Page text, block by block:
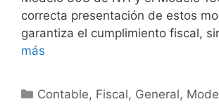
correcta presentación de estos
garantiza el cumplimiento fiscal,
más
Categorías
Contable, Fiscal, General,